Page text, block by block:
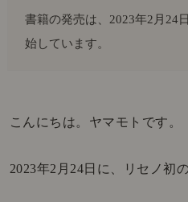
こんにちは。ヤマモトです。
2023年2月24日に、リセノ初
書籍の発売は、2023年2月24
始しています。